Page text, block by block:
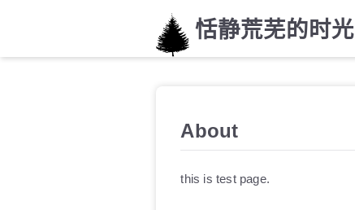
恬静荒芜的时光
About
this is test page.